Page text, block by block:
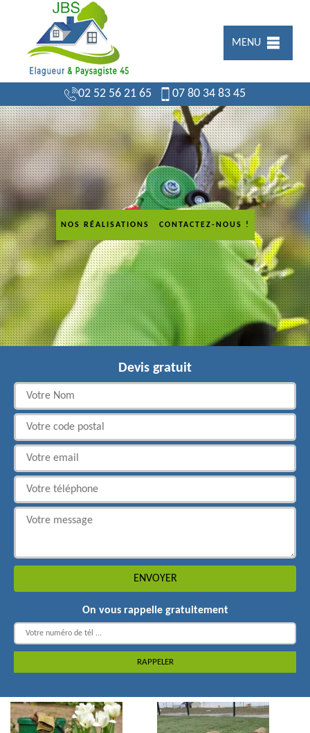
MENU
02 52 56 21 65 07 80 34 83 45
NOS RÉALISATIONS CONTACTEZ-NOUS !
Devis gratuit
On vous rappelle gratuitement